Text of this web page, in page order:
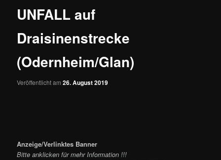
UNFALL auf
Draisinenstrecke
(Odernheim/Glan)
Veröffentlicht am26. August 2019
Anzeige/Verlinktes Banner
Bitte anklicken für mehr Information !!!